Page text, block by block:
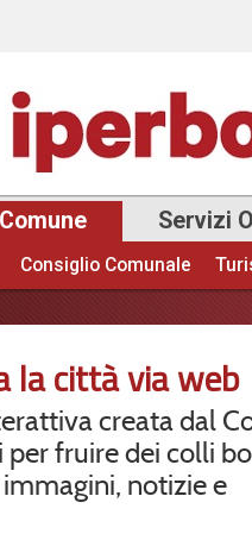
Comune Servizi
Consiglio Comunale
la città via web
creata dal
fruire dei colli
notizie e